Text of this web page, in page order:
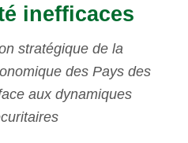
inefficaces
stratégique de la
des Pays des
aux dynamiques